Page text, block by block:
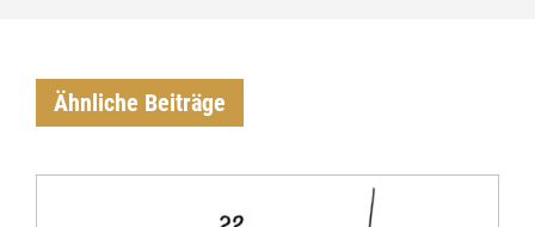
Ähnliche Beiträge